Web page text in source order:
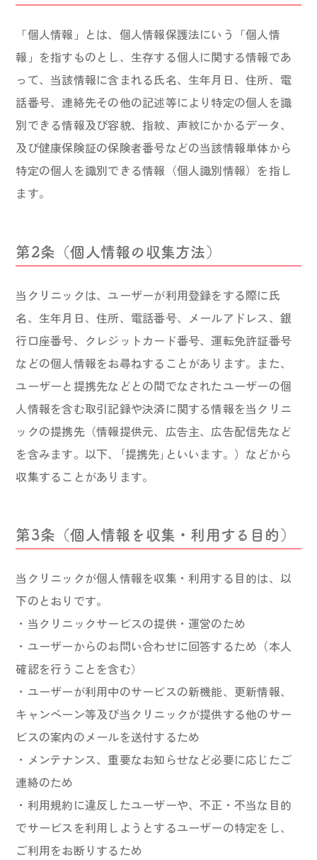
「個人情報」とは、個人情報保護法にいう「個人情
報」を指すものとし、生存する個人に関する情報であ
って、当該情報に含まれる氏名、生年月日、住所、電
話番号、連絡先その他の記述等により特定の個人を識
別できる情報及び容貌、指紋、声紋にかかるデータ、
及び健康保険証の保険者番号などの当該情報単体から
特定の個人を識別できる情報（個人識別情報）を指し
ます。
第2条（個人情報の収集方法）
当クリニックは、ユーザーが利用登録をする際に氏
名、生年月日、住所、電話番号、メールアドレス、銀
行口座番号、クレジットカード番号、運転免許証番号
などの個人情報をお尋ねすることがあります。また、
ユーザーと提携先などとの間でなされたユーザーの個
人情報を含む取引記録や決済に関する情報を当クリニ
ックの提携先（情報提供元、広告主、広告配信先など
を含みます。以下、｢提携先｣といいます。）などから
収集することがあります。
第3条（個人情報を収集・利用する目的）
当クリニックが個人情報を収集・利用する目的は、以
下のとおりです。
・当クリニックサービスの提供・運営のため
・ユーザーからのお問い合わせに回答するため（本人
確認を行うことを含む）
・ユーザーが利用中のサービスの新機能、更新情報、
キャンペーン等及び当クリニックが提供する他のサー
ビスの案内のメールを送付するため
・メンテナンス、重要なお知らせなど必要に応じたご
連絡のため
・利用規約に違反したユーザーや、不正・不当な目的
でサービスを利用しようとするユーザーの特定をし、
ご利用をお断りするため